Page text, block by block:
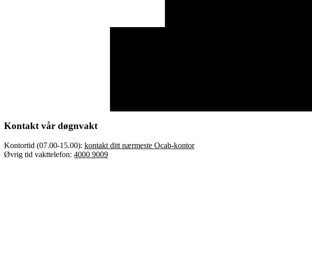
Kontakt vår døgnvakt
Kontortid (07.00-15.00): kontakt ditt nærmeste Ocab-kontor
Øvrig tid vakttelefon: 4000 9009